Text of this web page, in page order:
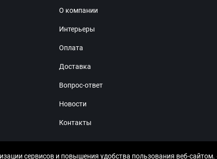
О компании
Интерьеры
Оплата
Доставка
Вопрос-ответ
Новости
Контакты
сервисов и повышения удобства пользования веб-сайтом.